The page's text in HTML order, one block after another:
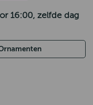
16:00, zelfde dag